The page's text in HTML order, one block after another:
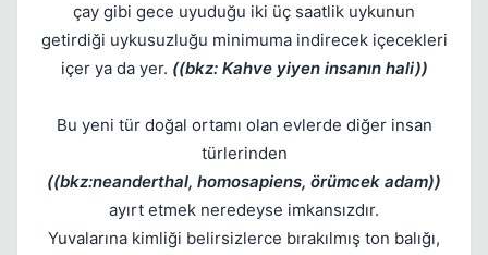
çay gibi gece uyuduğu iki üç saatlik uykunun
getirdiği uykusuzluğu minimuma indirecek içecekleri
içer ya da yer. ((bkz: Kahve yiyen insanın hali))
Bu yeni tür doğal ortamı olan evlerde diğer insan
türlerinden
((bkz:neanderthal, homosapiens, örümcek adam))
ayırt etmek neredeyse imkansızdır.
Yuvalarına kimliği belirsizlerce bırakılmış ton balığı,